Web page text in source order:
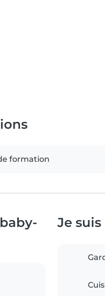
formation
Je suis